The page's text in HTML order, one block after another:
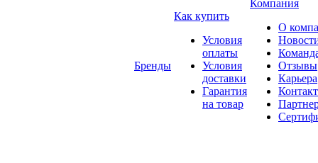
Бренды
Как купить
Условия
оплаты
Условия
доставки
Гарантия
на товар
Компания
О
Отзывы
Карьера